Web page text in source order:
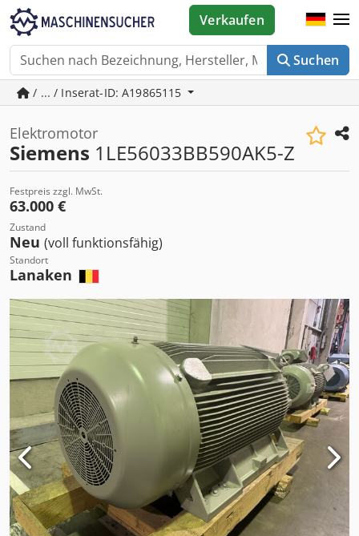
Suchen
Verkaufen
/ ... / Inserat-ID: A19865115
Elektromotor
Siemens 1LE56033BB590AK5-Z
Festpreis zzgl. MwSt.
63.000 €
Zustand
Neu (voll funktionsfähig)
Standort
Lanaken